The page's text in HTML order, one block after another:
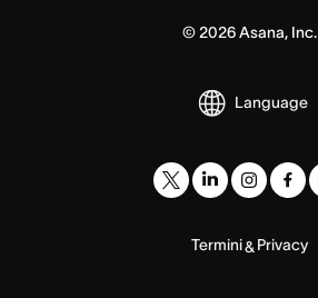
© 2026Asana, Inc.
Language
Termini& Privacy